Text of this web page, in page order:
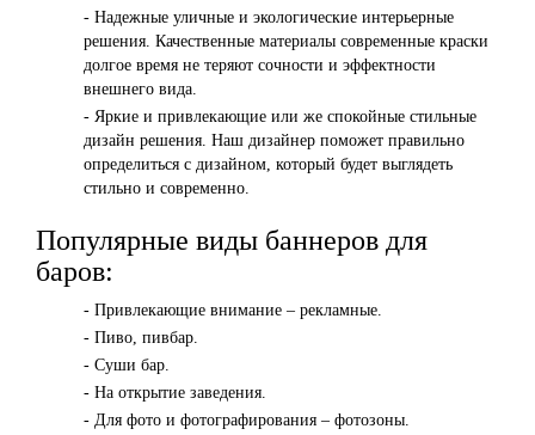
- Надежные уличные и экологические интерьерные
решения. Качественные материалы современные краски
долгое время не теряют сочности и эффектности
внешнего вида.
- Яркие и привлекающие или же спокойные стильные
дизайн решения. Наш дизайнер поможет правильно
определиться с дизайном, который будет выглядеть
стильно и современно.
Популярные виды баннеров для
баров:
- Привлекающие внимание – рекламные.
- Пиво, пивбар.
- Суши бар.
- На открытие заведения.
- Для фото и фотографирования – фотозоны.